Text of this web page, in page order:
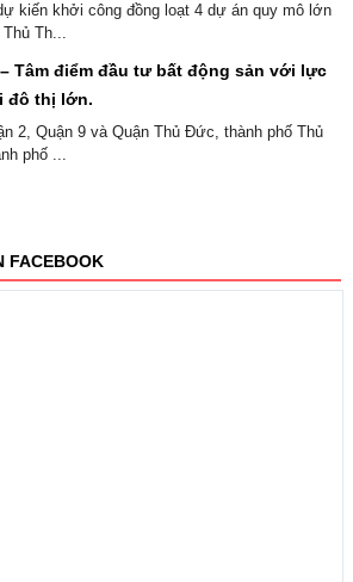
kiến khởi công đồng loạt 4 dự án quy mô lớn
Th...
Tâm điểm đầu tư bất động sản với lực
đô thị lớn.
2, Quận 9 và Quận Thủ Đức, thành phố Thủ
phố ...
FACEBOOK